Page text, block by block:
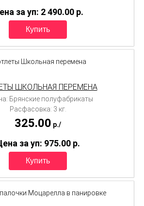
за уп: 2 490.00 p.
ШКОЛЬНАЯ ПЕРЕМЕНА
Брянские полуфабрикаты
Расфасовка: 3 кг.
325.00 p./
за уп: 975.00 p.